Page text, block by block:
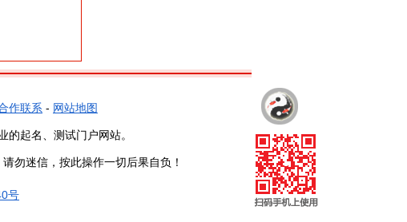
作联系 - 网站地图
起名、测试门户网站。
勿迷信，按此操作一切后果自负！
号